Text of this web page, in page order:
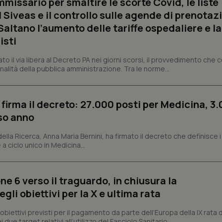
Siveas e il controllo sulle agende di
l’aumento delle tariffe ospedaliere e la
il via libera al Decreto PA nei giorni scorsi, il provvedimento che
della pubblica amministrazione. Tra le norme...
il decreto: 27.000 posti per Medicina,
anno
Ricerca, Anna Maria Bernini, ha firmato il decreto che definisce
ciclo unico in Medicina...
6 verso il traguardo, in chiusura la
obiettivi per la X e ultima rata
previsti per il pagamento da parte dell’Europa della IX rata
Necessari Statistici Marketing
a rendere fruibile il sito web abilitandone funzionalità di base quali la
del sito. Il sito web non è in grado di funzionare correttamente senza questi
Fornitore/ Dominio Scadenza
Descrizione
YouTube
5 mesi 4
Questo cookie viene utilizzato
interazione con il sito. Registra i
impostazioni sulla privacy,
preferenze siano onorate nelle
CookieScript
sui cookie dei visitatori. È
dei cookie di Cookie-Script.com
www.quotidianosanita.it
4
2 giorni
Questo cookie è impostato
www.quotidianosanita.it
4
settimane
Questo cookie è impostato
assegnare un identificatore
Google LLC 1 anno 1 Questo nome di cookie è